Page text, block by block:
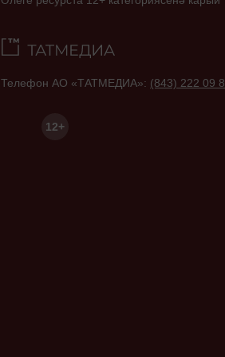
Телефон АО «ТАТМЕДИА»: (843) 222 09
12+